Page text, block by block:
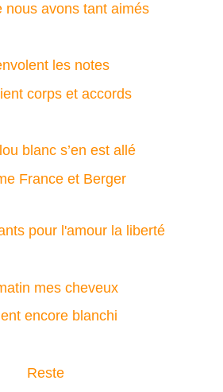
nous avons tant aimés
les notes
corps et accords
blanc s’en est allé
France et Berger
pour l'amour la liberté
mes cheveux
encore blanchi
Reste